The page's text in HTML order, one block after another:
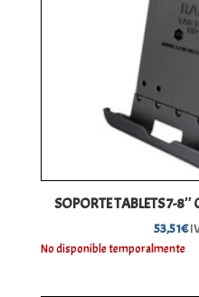
SOPORTE TABLETS 7-
53,51€
No disponible temporalmente